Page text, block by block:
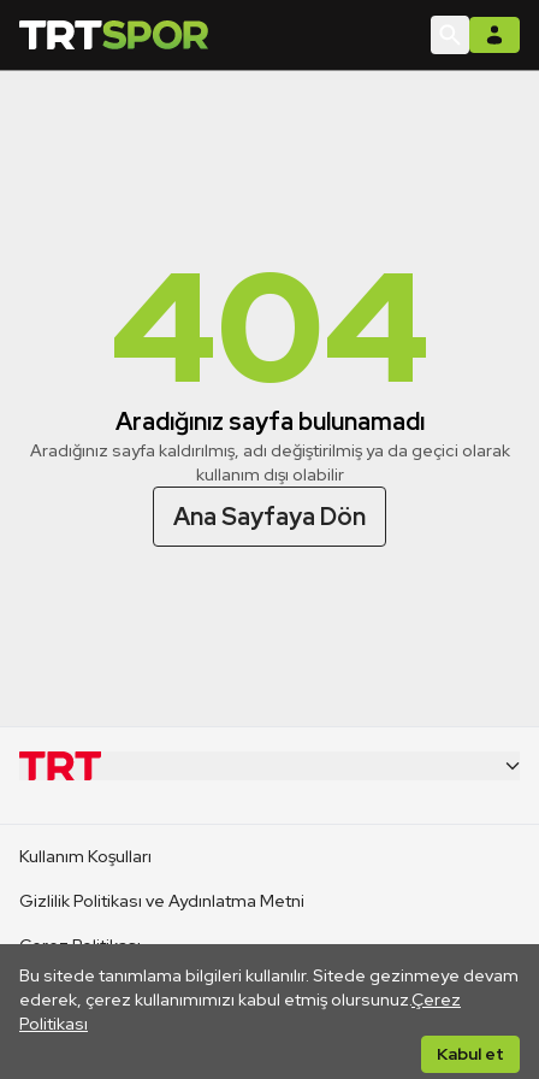
404
Aradığınız sayfa bulunamadı
Aradığınız sayfa kaldırılmış, adı değiştirilmiş ya da geçici olarak
kullanım dışı olabilir
Ana Sayfaya Dön
Bu sitede tanımlama bilgileri kullanılır. Sitede gezinmeye devam
ederek, çerez kullanımımızı kabul etmiş olursunuz.Çerez
Politikası
Kabul et
CANLI YAYINLAR
Kullanım Koşulları
Gizlilik Politikası ve Aydınlatma Metni
Çerez Politikası
İletişim
Her hakkı saklıdır. ©2026 TRT. Bağlantı yoluyla gidilen dış